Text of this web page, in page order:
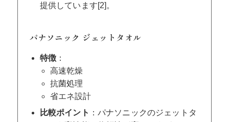
提供しています[2]。
パナソニック ジェットタオル
特徴 ：
高速乾燥
抗菌処理
省エネ設計
比較ポイント ：パナソニックのジェットタ